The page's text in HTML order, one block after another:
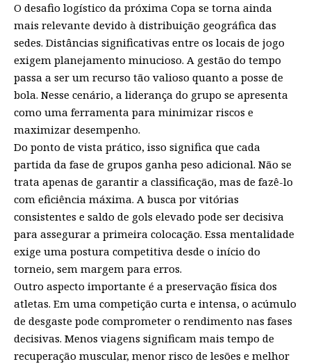
O desafio logístico da próxima Copa se torna ainda
mais relevante devido à distribuição geográfica das
sedes. Distâncias significativas entre os locais de jogo
exigem planejamento minucioso. A gestão do tempo
passa a ser um recurso tão valioso quanto a posse de
bola. Nesse cenário, a liderança do grupo se apresenta
como uma ferramenta para minimizar riscos e
maximizar desempenho.
Do ponto de vista prático, isso significa que cada
partida da fase de grupos ganha peso adicional. Não se
trata apenas de garantir a classificação, mas de fazê-lo
com eficiência máxima. A busca por vitórias
consistentes e saldo de gols elevado pode ser decisiva
para assegurar a primeira colocação. Essa mentalidade
exige uma postura competitiva desde o início do
torneio, sem margem para erros.
Outro aspecto importante é a preservação física dos
atletas. Em uma competição curta e intensa, o acúmulo
de desgaste pode comprometer o rendimento nas fases
decisivas. Menos viagens significam mais tempo de
recuperação muscular, menor risco de lesões e melhor